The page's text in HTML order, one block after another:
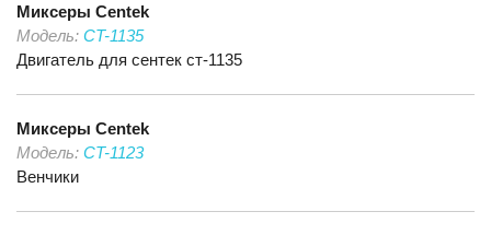
Миксеры Centek
Модель: CT-1135
Двигатель для сентек ст-1135
Миксеры Centek
Модель: CT-1123
Венчики